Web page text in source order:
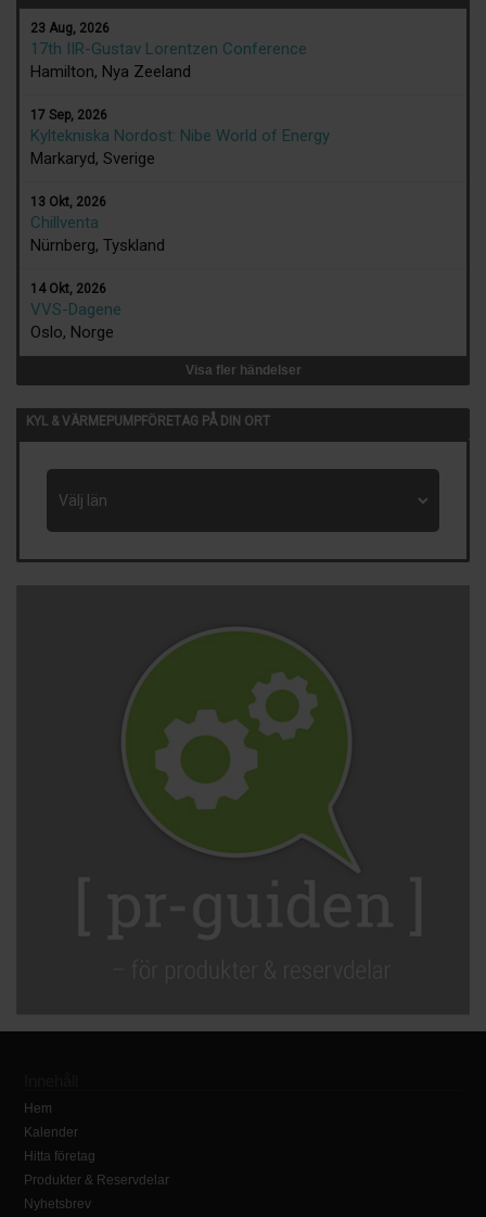
23 Aug, 2026
17th IIR-Gustav Lorentzen Conference
Hamilton, Nya Zeeland
17 Sep, 2026
Kyltekniska Nordost: Nibe World of Energy
Markaryd, Sverige
13 Okt, 2026
Chillventa
Nürnberg, Tyskland
14 Okt, 2026
VVS-Dagene
Oslo, Norge
Visa fler händelser
KYL & VÄRMEPUMPFÖRETAG PÅ DIN ORT
Hem
Kalender
Hitta företag
Produkter & Reservdelar
Nyhetsbrev